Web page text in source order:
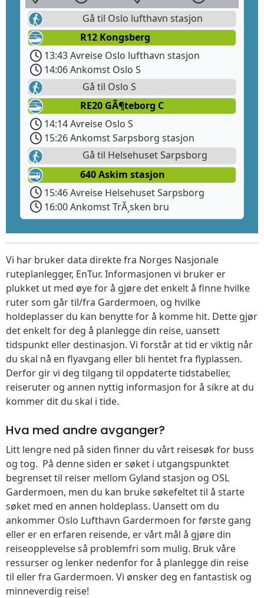
Gå til Oslo lufthavn stasjon
R12 Kongsberg
13:43 Avreise Oslo lufthavn stasjon
14:06 Ankomst Oslo S
Gå til Oslo S
RE20 GÃ¶teborg C
14:14 Avreise Oslo S
15:26 Ankomst Sarpsborg stasjon
Gå til Helsehuset Sarpsborg
640 Askim stasjon
15:46 Avreise Helsehuset Sarpsborg
16:00 Ankomst TrÃ¸sken bru
Vi har bruker data direkte fra Norges Nasjonale
ruteplanlegger, EnTur. Informasjonen vi bruker er
plukket ut med øye for å gjøre det enkelt å finne hvilke
ruter som går til/fra Gardermoen, og hvilke
holdeplasser du kan benytte for å komme hit. Dette gjør
det enkelt for deg å planlegge din reise, uansett
tidspunkt eller destinasjon. Vi forstår at tid er viktig når
du skal nå en flyavgang eller bli hentet fra flyplassen.
Derfor gir vi deg tilgang til oppdaterte tidstabeller,
reiseruter og annen nyttig informasjon for å sikre at du
kommer dit du skal i tide.
Hva med andre avganger?
Litt lengre ned på siden finner du vårt reisesøk for buss
og tog. På denne siden er søket i utgangspunktet
begrenset til reiser mellom Gyland stasjon og OSL
Gardermoen, men du kan bruke søkefeltet til å starte
søket med en annen holdeplass. Uansett om du
ankommer Oslo Lufthavn Gardermoen for første gang
eller er en erfaren reisende, er vårt mål å gjøre din
reiseopplevelse så problemfri som mulig. Bruk våre
ressurser og lenker nedenfor for å planlegge din reise
til eller fra Gardermoen. Vi ønsker deg en fantastisk og
minneverdig reise!